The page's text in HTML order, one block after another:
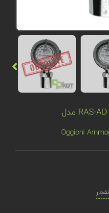
دتکتور گاز آمونیاک اوجیونی RAS-AD مدل
Oggioni